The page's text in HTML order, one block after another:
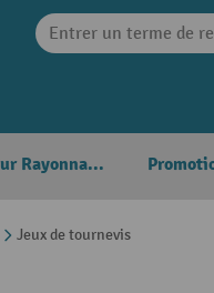
Configurateur Rayonnages
Jeux de tournevis